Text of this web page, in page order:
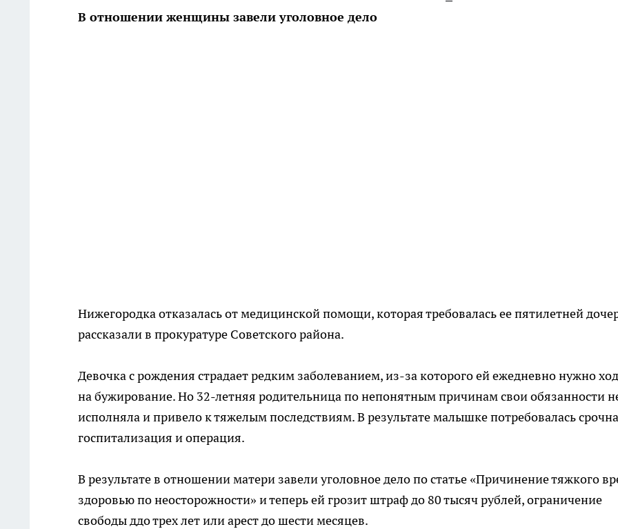
В отношении женщины завели уголовное дело
Нижегородка отказалась от медицинской помощи, которая требовалась ее пятилетней
рассказали в прокуратуре Советского района.
Девочка с рождения страдает редким заболеванием, из-за которого ей ежедневно нужно
на бужирование. Но 32-летняя родительница по непонятным причинам свои обязанности
исполняла и привело к тяжелым последствиям. В результате малышке потребовалась
госпитализация и операция.
В результате в отношении матери завели уголовное дело по статье «Причинение тяжкого
здоровью по неосторожности» и теперь ей грозит штраф до 80 тысяч рублей, ограничение
свободы ддо трех лет или арест до шести месяцев.